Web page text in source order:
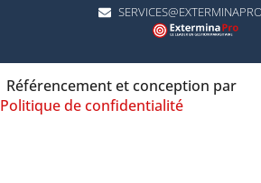
Référencement et conception par
Politique de confidentialité